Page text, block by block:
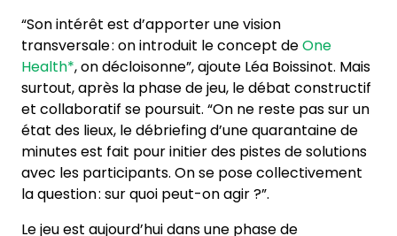
“Son intérêt est d’apporter une vision
transversale : on introduit le concept deOne
Health*, on décloisonne”, ajoute Léa Boissinot. Mais
surtout, après la phase de jeu, le débat constructif
et collaboratif se poursuit. “On ne reste pas sur un
état des lieux, le débriefing d’une quarantaine de
minutes est fait pour initier des pistes de solutions
avec les participants. On se pose collectivement
la question : sur quoi peut-on agir ?”.
Le jeu est aujourd’hui dans une phase de